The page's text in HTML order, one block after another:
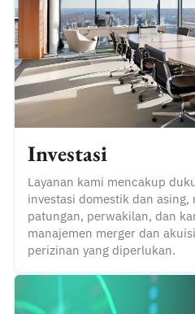
Investasi
Layanan kami mencakup
investasi domestik dan
patungan, perwakilan, dan
manajemen merger dan
perizinan yang diperlukan.